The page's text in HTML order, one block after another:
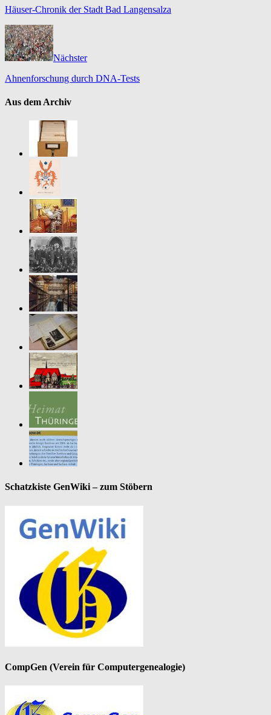
Häuser-Chronik der Stadt Bad Langensalza
Nächster
Ahnenforschung durch DNA-Tests
Aus dem Archiv
Schatzkiste GenWiki – zum Stöbern
CompGen (Verein für Computergenealogie)